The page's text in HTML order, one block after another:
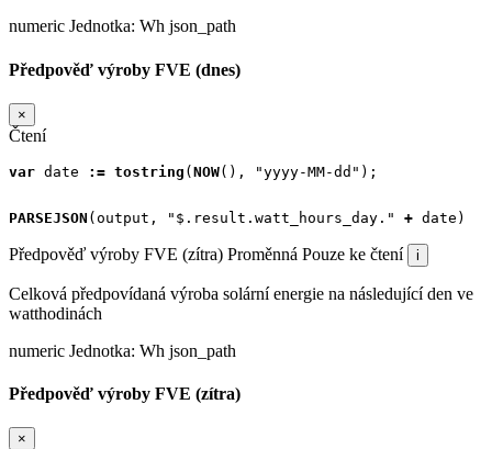
numeric Jednotka: Wh json_path
Předpověď výroby FVE (dnes)
×
Čtení
var date := tostring ( NOW(), "yyyy-MM-dd" );
PARSEJSON ( output , "$.result.watt_hours_day." + date )
Předpověď výroby FVE (zítra) Proměnná Pouze ke čtení i
Celková předpovídaná výroba solární energie na následující den ve
watthodinách
numeric Jednotka: Wh json_path
Předpověď výroby FVE (zítra)
×